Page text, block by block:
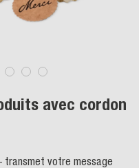
avec cordon
transmet votre message